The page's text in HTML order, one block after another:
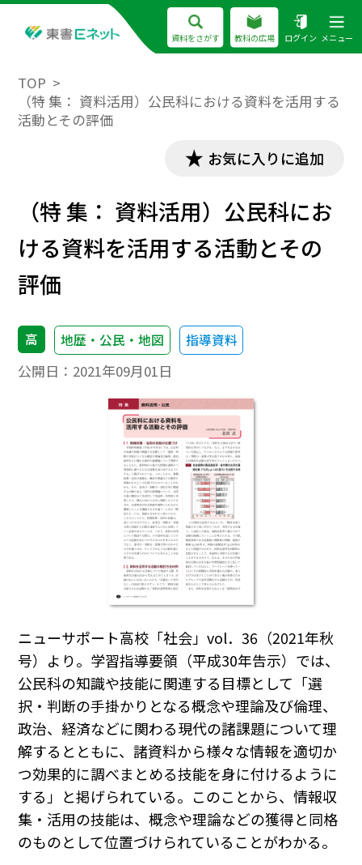
資料をさがす 教科の広場 ログイン メニュー
TOP
（特 集： 資料活用）公民科における資料を活用する
活動とその評価
お気に入りに追加
（特 集： 資料活用）公民科にお
ける資料を活用する活動とその
評価
高 地歴・公民・地図 指導資料
公開日： 2021年09月01日
ニューサポート高校「社会」vol．36（2021年秋
号）より。学習指導要領（平成30年告示）では、
公民科の知識や技能に関連する目標として「選
択・判断の手掛かりとなる概念や理論及び倫理、
政治、経済などに関わる現代の諸課題について理
解するとともに、諸資料から様々な情報を適切か
つ効果的に調べまとめる技能を身に付けるように
する」と掲げられている。このことから、情報収
集・活用の技能は、概念や理論などの獲得と同格
のものとして位置づけられていることがわかる。